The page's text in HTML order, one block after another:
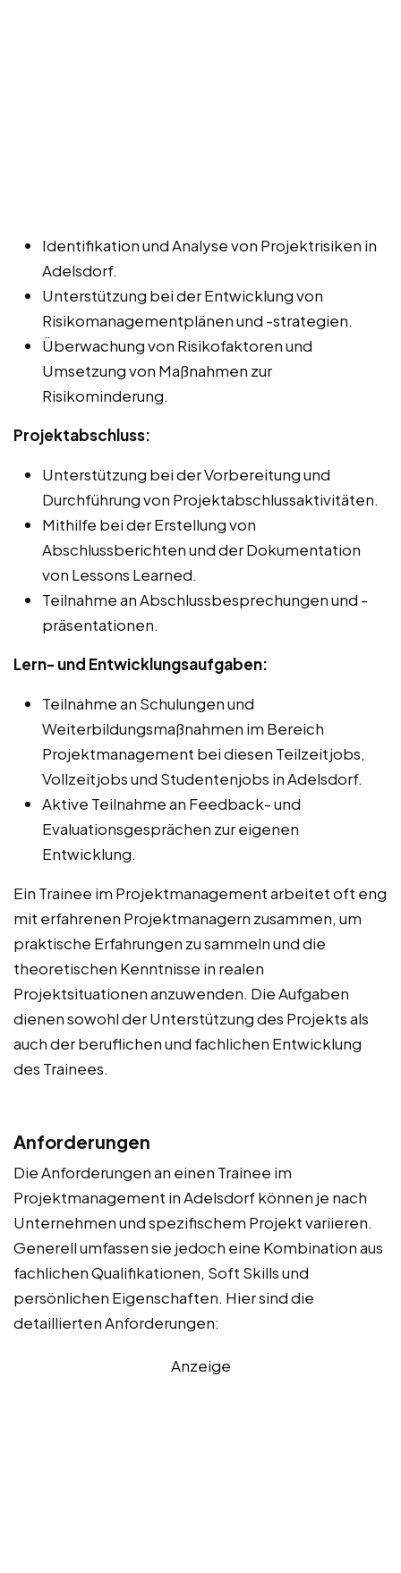
Identifikation und Analyse von Projektrisiken in
Adelsdorf.
Unterstützung bei der Entwicklung von
Risikomanagementplänen und -strategien.
Überwachung von Risikofaktoren und
Umsetzung von Maßnahmen zur
Risikominderung.
Projektabschluss:
Unterstützung bei der Vorbereitung und
Durchführung von Projektabschlussaktivitäten.
Mithilfe bei der Erstellung von
Abschlussberichten und der Dokumentation
von Lessons Learned.
Teilnahme an Abschlussbesprechungen und -
präsentationen.
Lern- und Entwicklungsaufgaben:
Teilnahme an Schulungen und
Weiterbildungsmaßnahmen im Bereich
Projektmanagement bei diesen Teilzeitjobs,
Vollzeitjobs und Studentenjobs in Adelsdorf.
Aktive Teilnahme an Feedback- und
Evaluationsgesprächen zur eigenen
Entwicklung.
Ein Trainee im Projektmanagement arbeitet oft eng
mit erfahrenen Projektmanagern zusammen, um
praktische Erfahrungen zu sammeln und die
theoretischen Kenntnisse in realen
Projektsituationen anzuwenden. Die Aufgaben
dienen sowohl der Unterstützung des Projekts als
auch der beruflichen und fachlichen Entwicklung
des Trainees.
Anforderungen
Die Anforderungen an einen Trainee im
Projektmanagement in Adelsdorf können je nach
Unternehmen und spezifischem Projekt variieren.
Generell umfassen sie jedoch eine Kombination aus
fachlichen Qualifikationen, Soft Skills und
persönlichen Eigenschaften. Hier sind die
detaillierten Anforderungen:
Anzeige